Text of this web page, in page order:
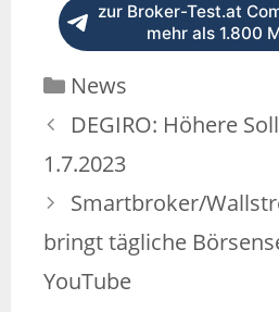
zur Broker-Test.at
mehr als 1.800
News
DEGIRO: Höhere
1.7.2023
Smartbroker/
bringt tägliche
YouTube